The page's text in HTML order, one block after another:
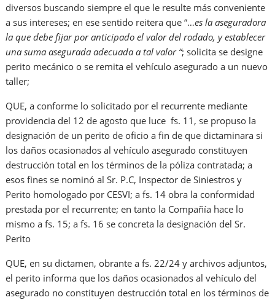
diversos buscando siempre el que le resulte más conveniente
a sus intereses; en ese sentido reitera que “…es la aseguradora
la que debe fijar por anticipado el valor del rodado, y establecer
una suma asegurada adecuada a tal valor “; solicita se designe
perito mecánico o se remita el vehículo asegurado a un nuevo
taller;
QUE, a conforme lo solicitado por el recurrente mediante
providencia del 12 de agosto que luce fs. 11, se propuso la
designación de un perito de oficio a fin de que dictaminara si
los daños ocasionados al vehículo asegurado constituyen
destrucción total en los términos de la póliza contratada; a
esos fines se nominó al Sr. P.C, Inspector de Siniestros y
Perito homologado por CESVI; a fs. 14 obra la conformidad
prestada por el recurrente; en tanto la Compañía hace lo
mismo a fs. 15; a fs. 16 se concreta la designación del Sr.
Perito
QUE, en su dictamen, obrante a fs. 22/24 y archivos adjuntos,
el perito informa que los daños ocasionados al vehículo del
asegurado no constituyen destrucción total en los términos de